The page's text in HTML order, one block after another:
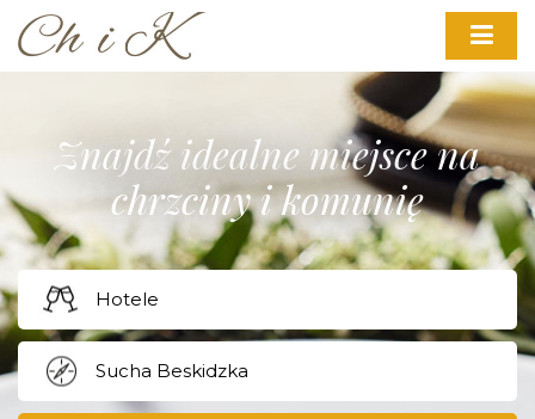
Znajdź idealne miejsce na
chrzciny i komunię